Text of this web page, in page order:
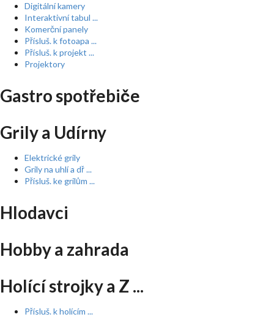
Digitální kamery
Interaktivní tabul ...
Komerční panely
Přísluš. k fotoapa ...
Přísluš. k projekt ...
Projektory
Gastro spotřebiče
Grily a Udírny
Elektrické grily
Grily na uhlí a dř ...
Přísluš. ke grilům ...
Hlodavci
Hobby a zahrada
Holící strojky a Z ...
Přísluš. k holícím ...